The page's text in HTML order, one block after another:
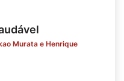
Murata e Henrique